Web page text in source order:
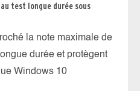
test longue durée sous
la note maximale de
durée et protègent
Windows 10